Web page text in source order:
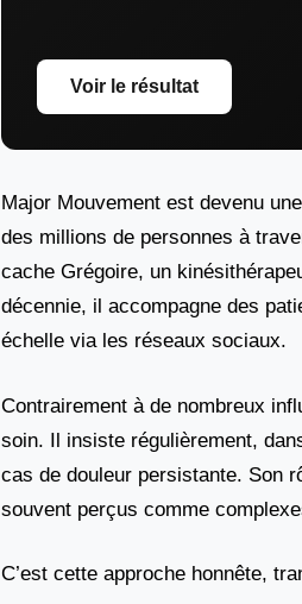
Voir le résultat
Major Mouvement est devenu
des millions de personnes à
cache Grégoire, un
décennie, il accompagne des
échelle via les réseaux sociaux.
Contrairement à de nombreux
soin. Il insiste régulièrement,
cas de douleur persistante. Son
souvent perçus comme
C’est cette approche honnête,